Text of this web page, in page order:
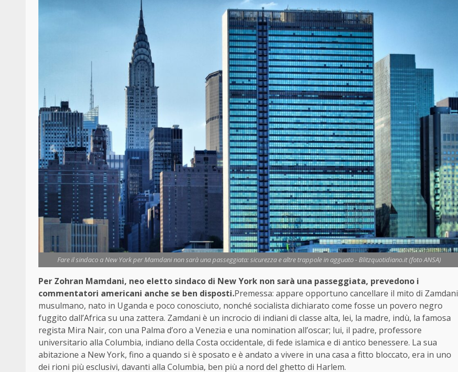
Fare il sindaco a New York per Mamdani non sarà una passeggiata: sicurezza e altre trappole in agguato - Blitzquotidiano.it (foto ANSA)
Per Zohran Mamdani, neo eletto sindaco di New York non sarà una passeggiata, prevedono i
commentatori americani anche se ben disposti.Premessa: appare opportuno cancellare il mito di Zamdani
musulmano, nato in Uganda e poco conosciuto, nonché socialista dichiarato come fosse un povero negro
fuggito dall’Africa su una zattera. Zamdani è un incrocio di indiani di classe alta, lei, la madre, indù, la famosa
regista Mira Nair, con una Palma d’oro a Venezia e una nomination all’oscar; lui, il padre, professore
universitario alla Columbia, indiano della Costa occidentale, di fede islamica e di antico benessere. La sua
abitazione a New York, fino a quando si è sposato e è andato a vivere in una casa a fitto bloccato, era in uno
dei rioni più esclusivi, davanti alla Columbia, ben più a nord del ghetto di Harlem.